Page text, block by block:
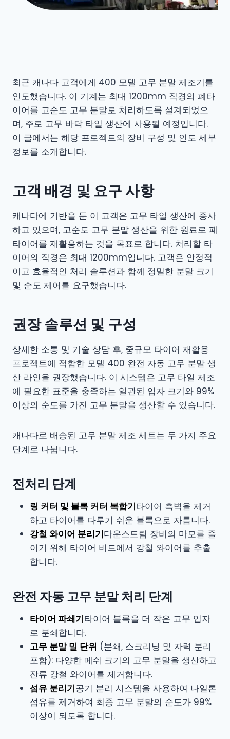
최근 캐나다 고객에게 400 모델 고무 분말 제조기를
인도했습니다. 이 기계는 최대 1200mm 직경의 폐타
이어를 고순도 고무 분말로 처리하도록 설계되었으
며, 주로 고무 바닥 타일 생산에 사용될 예정입니다.
이 글에서는 해당 프로젝트의 장비 구성 및 인도 세부
정보를 소개합니다.
고객 배경 및 요구 사항
캐나다에 기반을 둔 이 고객은 고무 타일 생산에 종사
하고 있으며, 고순도 고무 분말 생산을 위한 원료로 폐
타이어를 재활용하는 것을 목표로 합니다. 처리할 타
이어의 직경은 최대 1200mm입니다. 고객은 안정적
이고 효율적인 처리 솔루션과 함께 정밀한 분말 크기
및 순도 제어를 요구했습니다.
권장 솔루션 및 구성
상세한 소통 및 기술 상담 후, 중규모 타이어 재활용
프로젝트에 적합한 모델 400 완전 자동 고무 분말 생
산 라인을 권장했습니다. 이 시스템은 고무 타일 제조
에 필요한 표준을 충족하는 일관된 입자 크기와 99%
이상의 순도를 가진 고무 분말을 생산할 수 있습니다.
캐나다로 배송된 고무 분말 제조 세트는 두 가지 주요
단계로 나뉩니다.
전처리 단계
링 커터 및 블록 커터 복합기타이어 측벽을 제거
하고 타이어를 다루기 쉬운 블록으로 자릅니다.
강철 와이어 분리기다운스트림 장비의 마모를 줄
이기 위해 타이어 비드에서 강철 와이어를 추출
합니다.
완전 자동 고무 분말 처리 단계
타이어 파쇄기타이어 블록을 더 작은 고무 입자
로 분쇄합니다.
고무 분말 밀 단위 (분쇄, 스크리닝 및 자력 분리
포함): 다양한 메쉬 크기의 고무 분말을 생산하고
잔류 강철 와이어를 제거합니다.
섬유 분리기공기 분리 시스템을 사용하여 나일론
섬유를 제거하여 최종 고무 분말의 순도가 99%
이상이 되도록 합니다.